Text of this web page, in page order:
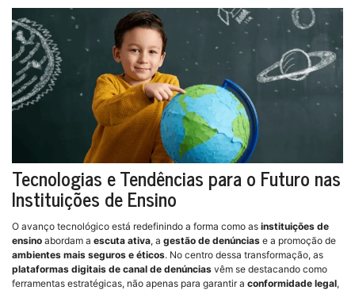
Tecnologias e Tendências para o Futuro nas
Instituições de Ensino
O avanço tecnológico está redefinindo a forma como as instituições de
ensino abordam a escuta ativa, a gestão de denúncias e a promoção de
ambientes mais seguros e éticos. No centro dessa transformação, as
plataformas digitais de canal de denúncias vêm se destacando como
ferramentas estratégicas, não apenas para garantir a conformidade legal,